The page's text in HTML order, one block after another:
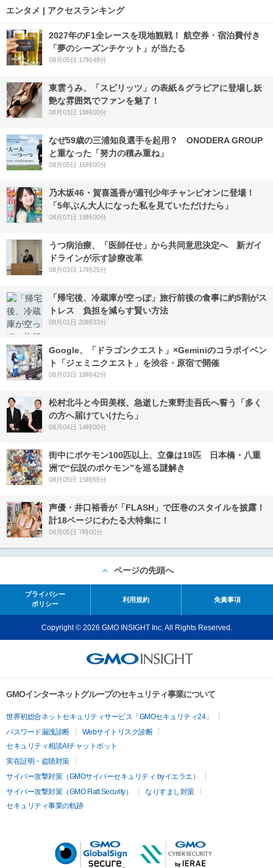
エンタメ | アクセスランキング
2027年のF1全レースを現地観戦！ 航空券・宿泊費付き
「夢のシーズンチケット」が当たる
08月05日 17時48分
東雲うみ、「スピリッツ」の表紙＆グラビアに登場し妖
艶な雰囲気でファンを魅了！
08月03日 18時00分
なぜ59歳の三浦知良選手を起用？ ONODERA GROUP
と重なった「努力の積み重ね」
08月05日 16時00分
乃木坂46・賀喜遥香が週刊少年チャンピオンに登場！
「5年ぶん大人になった私を見ていただけたら」
08月07日 18時00分
うつ病治療、「医師任せ」から共同意思決定へ 新ガイ
ドラインが示す診療改革
08月03日 17時25分
「帰宅後、冷蔵庫が空っぽ」旅行前後の食事に約5割がス
トレス 負担を減らす賢い方法
08月01日 20時33分
Google、「ドラゴンクエスト」×Geminiのコラボイベン
ト「ジェミニクエスト」を渋谷・原宿で開催
08月03日 18時42分
松村北斗と今田美桜、急逝した東野圭吾氏へ誓う「多く
の方へ届けていけたら」
08月04日 14時00分
街中にポケモン100匹以上、立像は19匹 日本橋・八重
洲で“伝説のポケモン”を巡る謎解き
08月05日 15時55分
声優・井口裕香が「FLASH」で圧巻のスタイルを披露！
計18ページにわたる大特集に！
08月05日 7時00分
ページの先頭へ
プライバシー
ポリシー
利用規約 免責事項
Copyright © 2026 GMO INSIGHT Inc. All Rights Reserved.
GMOインターネットグループのセキュリティ事業について
世界初総合ネットセキュリティサービス「GMOセキュリティ24」
パスワード漏洩診断
Webサイトリスク診断
セキュリティ相談AIチャットボット
実在証明・盗聴対策
サイバー攻撃対策（GMOサイバーセキュリティ byイエラエ）
サイバー攻撃対策（GMO Flatt Security）
なりすまし対策
セキュリティ事業の軌跡